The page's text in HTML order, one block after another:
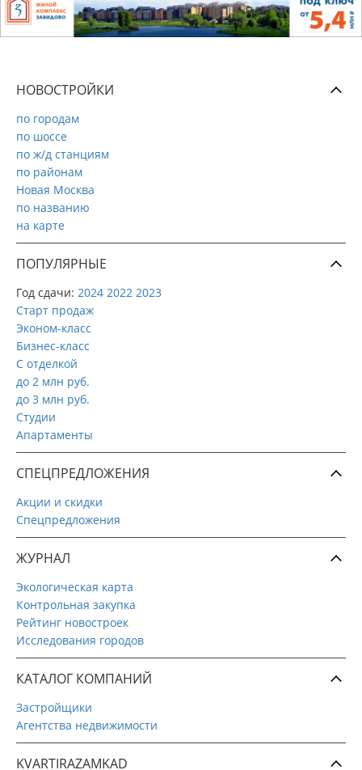
НОВОСТРОЙКИ
по городам
по шоссе
по ж/д станциям
по районам
Новая Москва
по названию
на карте
ПОПУЛЯРНЫЕ
Год сдачи: 2024 2022 2023
Старт продаж
Эконом-класс
Бизнес-класс
С отделкой
до 2 млн руб.
до 3 млн руб.
Студии
Апартаменты
СПЕЦПРЕДЛОЖЕНИЯ
Акции и скидки
Спецпредложения
ЖУРНАЛ
Экологическая карта
Контрольная закупка
Рейтинг новостроек
Исследования городов
КАТАЛОГ КОМПАНИЙ
Застройщики
Агентства недвижимости
KVARTIRAZAMKAD